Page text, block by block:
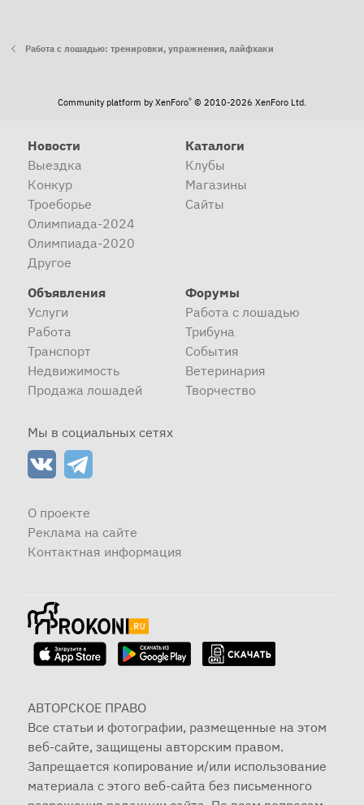
Работа с лошадью: тренировки, упражнения, лайфхаки
Community platform by XenForo® © 2010-2026 XenForo Ltd.
Новости
Выездка
Конкур
Троеборье
Олимпиада-2024
Олимпиада-2020
Другое
Каталоги
Клубы
Магазины
Сайты
Объявления
Услуги
Работа
Транспорт
Недвижимость
Продажа лошадей
Форумы
Работа с лошадью
Трибуна
События
Ветеринария
Творчество
Мы в социальных сетях
О проекте
Реклама на сайте
Контактная информация
АВТОРСКОЕ ПРАВО
Все статьи и фотографии, размещенные на этом
веб-сайте, защищены авторским правом.
Запрещается копирование и/или использование
материала с этого веб-сайта без письменного